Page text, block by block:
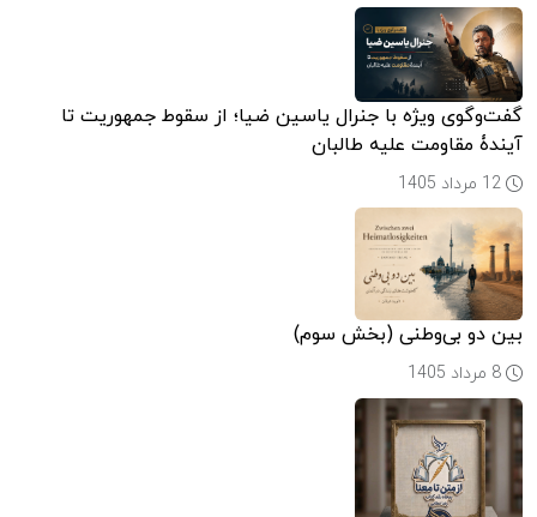
گفت‌وگوی ویژه با جنرال یاسین ضیا؛ از سقوط جمهوریت تا
آیندۀ مقاومت علیه طالبان
بین دو بی‌وطنی (بخش سوم)